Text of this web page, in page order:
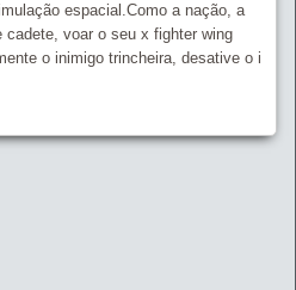
espacial.Como a nação, a
cadete, voar o seu x fighter wing
o inimigo trincheira, desative o i